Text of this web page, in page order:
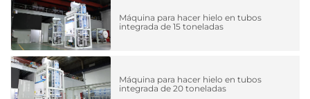
Máquina para hacer hielo en tubos
integrada de 15 toneladas
Máquina para hacer hielo en tubos
integrada de 20 toneladas